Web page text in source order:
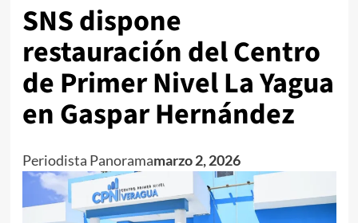
SNS dispone
restauración del Centro
de Primer Nivel La Yagua
en Gaspar Hernández
Periodista PanoramaMarzo 2, 2026